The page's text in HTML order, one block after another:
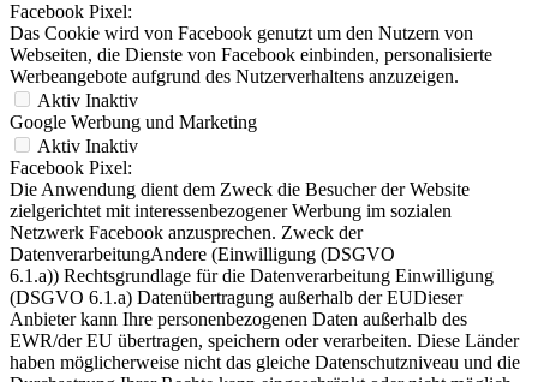
Facebook Pixel:
Das Cookie wird von Facebook genutzt um den Nutzern von
Webseiten, die Dienste von Facebook einbinden, personalisierte
Werbeangebote aufgrund des Nutzerverhaltens anzuzeigen.
Aktiv Inaktiv
Google Werbung und Marketing
Aktiv Inaktiv
Facebook Pixel:
Die Anwendung dient dem Zweck die Besucher der Website
zielgerichtet mit interessenbezogener Werbung im sozialen
Netzwerk Facebook anzusprechen. Zweck der
DatenverarbeitungAndere (Einwilligung (DSGVO
6.1.a)) Rechtsgrundlage für die Datenverarbeitung Einwilligung
(DSGVO 6.1.a) Datenübertragung außerhalb der EUDieser
Anbieter kann Ihre personenbezogenen Daten außerhalb des
EWR/der EU übertragen, speichern oder verarbeiten. Diese Länder
haben möglicherweise nicht das gleiche Datenschutzniveau und die